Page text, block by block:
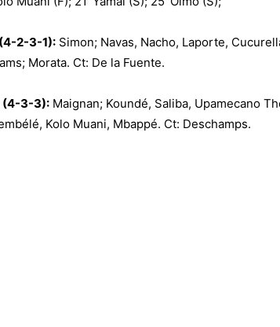
2-3-1): Simon; Navas, Nacho, Laporte,
Morata. Ct: De la Fuente.
(4-3-3): Maignan; Koundé, Saliba, Upamecano
Kolo Muani, Mbappé. Ct: Deschamps.